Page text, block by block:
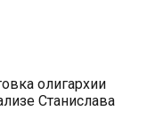
олигархии
Станислава